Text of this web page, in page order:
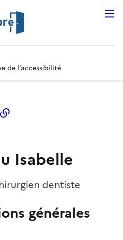
de l’accessibilité
Twitter)
Isabelle
dentiste
générales